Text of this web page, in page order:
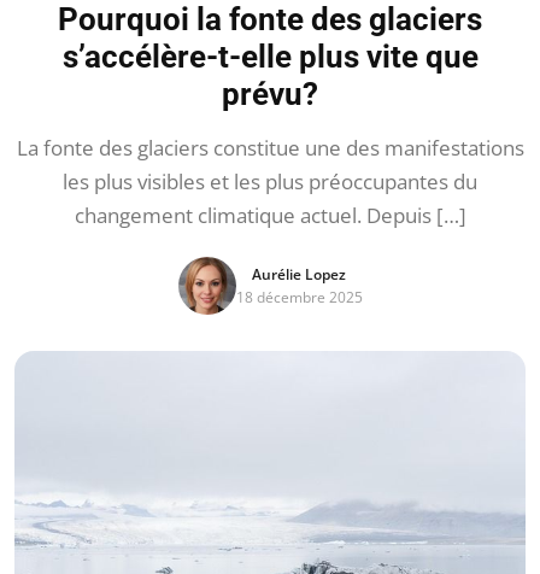
Pourquoi la fonte des glaciers
s’accélère-t-elle plus vite que
prévu?
La fonte des glaciers constitue une des manifestations
les plus visibles et les plus préoccupantes du
changement climatique actuel. Depuis […]
Aurélie Lopez
18 décembre 2025